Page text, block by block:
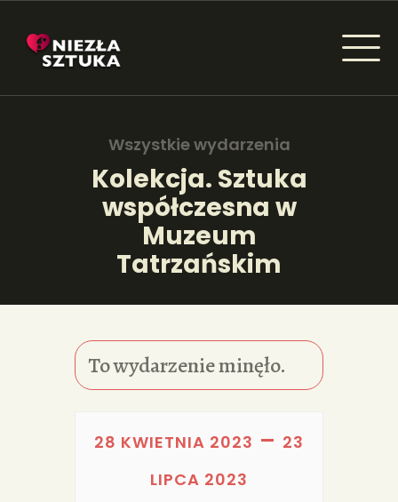
Wszystkie wydarzenia
Kolekcja. Sztuka
współczesna w
Muzeum
Tatrzańskim
NIEZŁA SZTUKA - NEWSY
AKTUALNOŚCI
WYDARZENIA
KSIĄŻKI
REDAKCJA
To wydarzenie minęło.
28 KWIETNIA 2023 – 23
LIPCA 2023